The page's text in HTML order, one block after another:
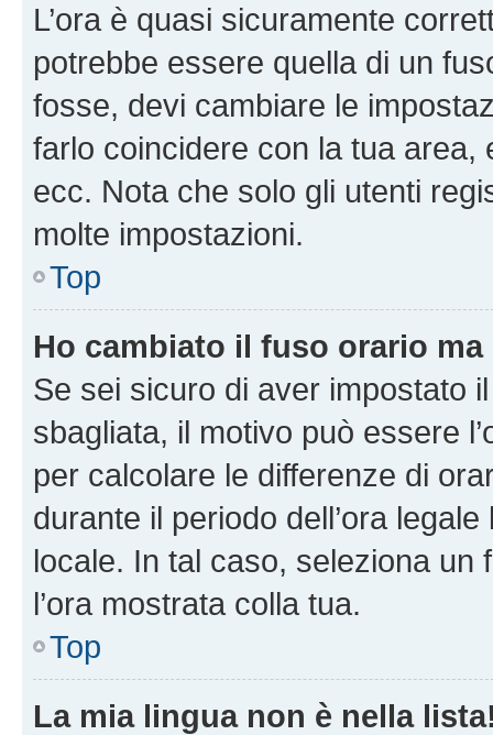
L’ora è quasi sicuramente
potrebbe essere quella di un
fosse, devi cambiare le
farlo coincidere con la tua area,
ecc. Nota che solo gli utenti
molte impostazioni.
Top
Ho cambiato il fuso orario ma
Se sei sicuro di aver impostato
sbagliata, il motivo può essere
per calcolare le differenze di
durante il periodo dell’ora
locale. In tal caso, seleziona
l’ora mostrata colla tua.
Top
La mia lingua non è nella